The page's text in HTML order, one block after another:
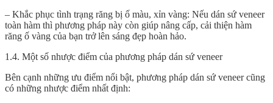
– Khắc phục tình trạng răng bị ố màu, xỉn vàng: Nếu dán sứ veneer
toàn hàm thì phương pháp này còn giúp nâng cấp, cải thiện hàm
răng ố vàng của bạn trở lên sáng đẹp hoàn hảo.
1.4. Một số nhược điểm của phương pháp dán sứ veneer
Bên cạnh những ưu điểm nổi bật, phương pháp dán sứ veneer cũng
có những nhược điểm nhất định: